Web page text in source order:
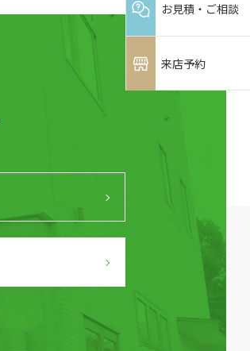
お見積・ご相談
来店予約